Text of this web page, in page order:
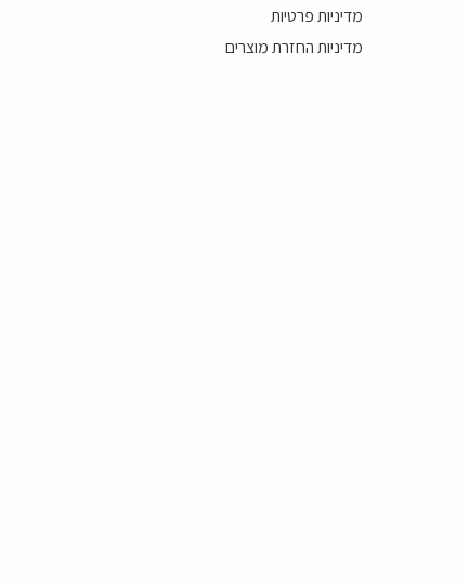
מדיניות פרטיות
מדיניות החזרת מוצרים